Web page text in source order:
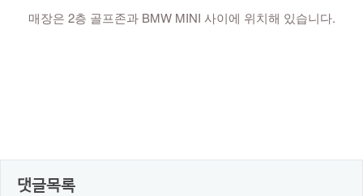
매장은 2층 골프존과 BMW MINI 사이에 위치해 있습니다.
댓글목록